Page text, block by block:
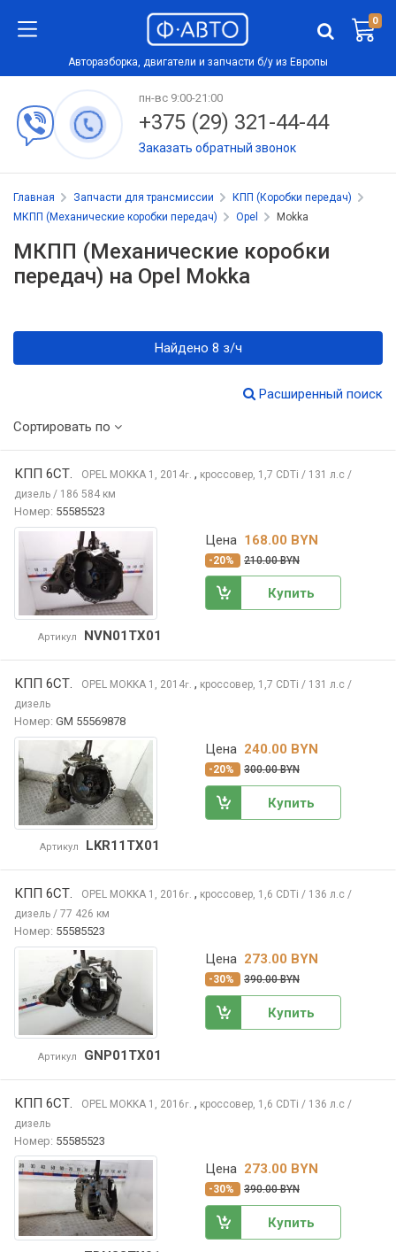
0
Авторазборка, двигатели и запчасти б/у из Европы
пн-вс 9:00-21:00
+375 (29) 321-44-44
Заказать обратный звонок
Главная Запчасти для трансмиссии
КПП (Коробки передач)
МКПП (Механические коробки передач)
Opel Mokka
МКПП (Механические коробки
передач) на Opel Mokka
Найдено 8 з/ч
Расширенный поиск
Сортировать по
КПП 6СТ. OPEL MOKKA 1, 2014г. , кроссовер, 1,7 CDTi / 131 л.с /
дизель / 186 584 км
Номер: 55585523
Артикул NVN01TX01
Цена 168.00 BYN
-20% 210.00 BYN
Купить
КПП 6СТ. OPEL MOKKA 1, 2014г. , кроссовер, 1,7 CDTi / 131 л.с /
дизель
Номер: GM 55569878
Артикул LKR11TX01
Цена 240.00 BYN
-20% 300.00 BYN
Купить
КПП 6СТ. OPEL MOKKA 1, 2016г. , кроссовер, 1,6 CDTi / 136 л.с /
дизель / 77 426 км
Номер: 55585523
Артикул GNP01TX01
Цена 273.00 BYN
-30% 390.00 BYN
Купить
КПП 6СТ. OPEL MOKKA 1, 2016г. , кроссовер, 1,6 CDTi / 136 л.с /
дизель
Номер: 55585523
Цена 273.00 BYN
-30% 390.00 BYN
Купить